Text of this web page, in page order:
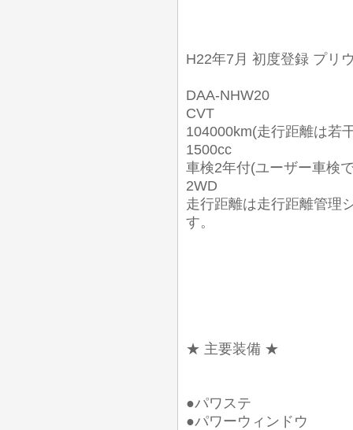
H22年7月 初度登録 プリ
DAA-NHW20
CVT
104000km(走行距離は若
1500cc
車検2年付(ユーザー車検
2WD
走行距離は走行距離管理
す。
★ 主要装備 ★
●パワステ
●パワーウィンドウ